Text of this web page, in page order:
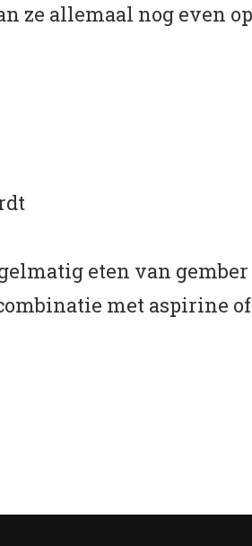
ze allemaal nog even
eten van gember
met aspirine